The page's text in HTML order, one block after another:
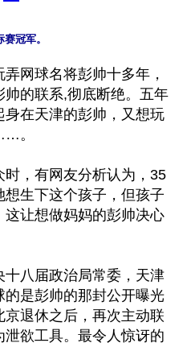
冠军。
弄网球名将彭帅十多年，
的联系,彻底断绝。五年
身在天津的彭帅，又想玩
。
，有网友分析认为，35
生下这个孩子，但孩子
让想做妈妈的彭帅决心
八届政治局常委，天津
是彭帅的那封公开曝光
退休之后，再次主动联
欲工具。最令人惊讶的